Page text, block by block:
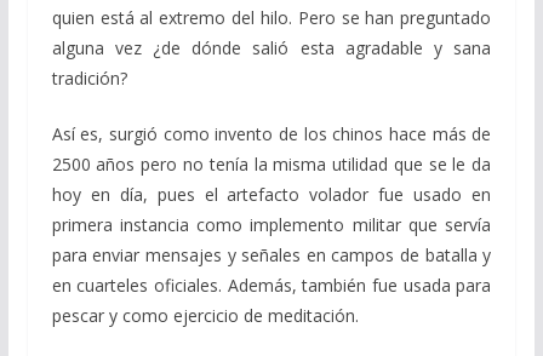
quien está al extremo del hilo. Pero se han preguntado
alguna vez ¿de dónde salió esta agradable y sana
tradición?
Así es, surgió como invento de los chinos hace más de
2500 años pero no tenía la misma utilidad que se le da
hoy en día, pues el artefacto volador fue usado en
primera instancia como implemento militar que servía
para enviar mensajes y señales en campos de batalla y
en cuarteles oficiales. Además, también fue usada para
pescar y como ejercicio de meditación.